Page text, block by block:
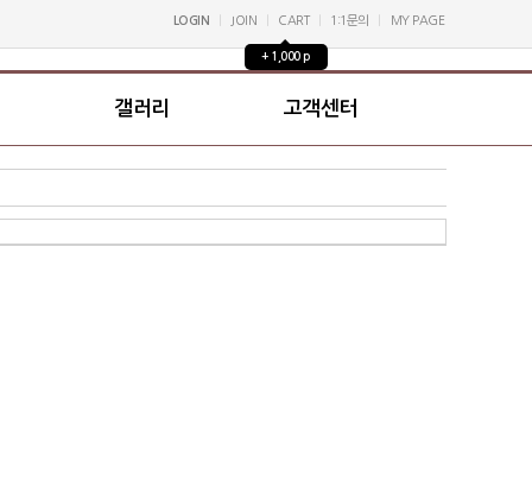
LOGIN JOIN CART 1:1문의 MY PAGE
+ 1,000 p
갤러리 고객센터